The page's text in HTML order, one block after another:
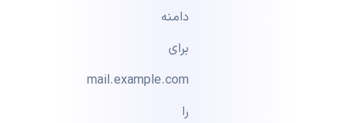
دامنه
برای
mail.example.com
را